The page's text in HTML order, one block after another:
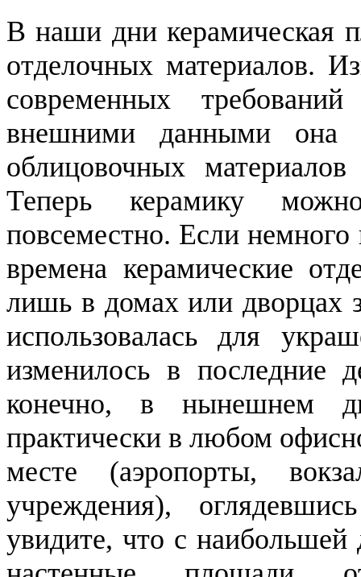
В наши дни керамическая
отделочных материалов.
современных
внешними данными она
облицовочных
Теперь керамику
повсеместно. Если
времена керамические
лишь в домах или дворцах
использовалась для
изменилось в последние
конечно, в нынешнем
практически в любом
месте (аэропорты,
учреждения),
увидите, что с